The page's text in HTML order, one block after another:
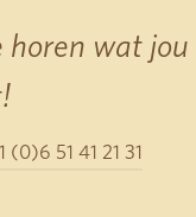
horen wat jou
(0)6 51 41 21 31